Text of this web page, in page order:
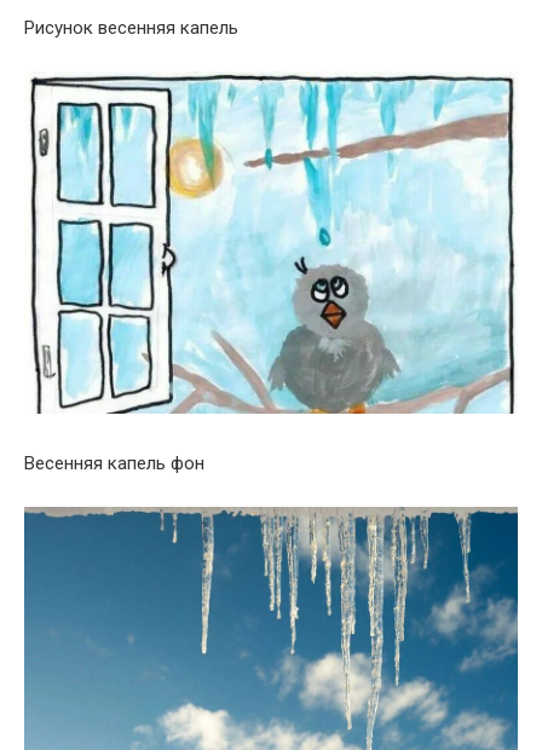
Рисунок весенняя капель
Весенняя капель фон